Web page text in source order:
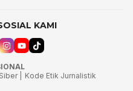
KAMI
|
Kode Etik Jurnalistik